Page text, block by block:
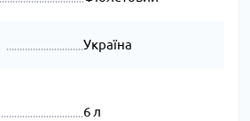
Україна
6 л